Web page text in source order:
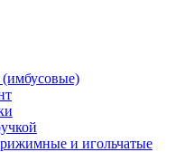
и игольчатые